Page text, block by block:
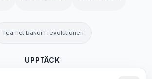
Teamet bakom revolutionen
UPPTÄCK